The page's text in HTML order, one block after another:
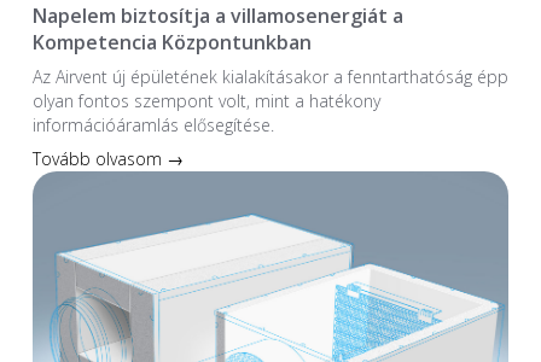
Napelem biztosítja a villamosenergiát a
Kompetencia Központunkban
Az Airvent új épületének kialakításakor a fenntarthatóság épp
olyan fontos szempont volt, mint a hatékony
információáramlás elősegítése.
Tovább olvasom →